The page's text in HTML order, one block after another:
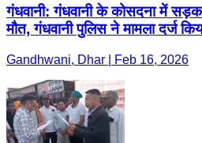
गंधवानी: गंधवानी के कोसदना में
मौत, गंधवानी पुलिस ने मामला दर्ज
Gandhwani, Dhar | Feb 16, 2026